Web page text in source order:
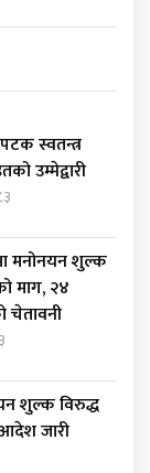
स्वतन्त्र
उम्मेद्वारी
मनोनयन शुल्क
माग, २४
चेतावनी
शुल्क विरुद्ध
जारी